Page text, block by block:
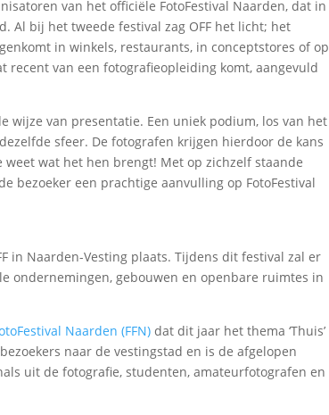
van het officiële FotoFestival Naarden, dat in
Al bij het tweede festival zag OFF het licht; het
in winkels, restaurants, in conceptstores of op
van een fotografieopleiding komt, aangevuld
wijze van presentatie. Een uniek podium, los van het
sfeer. De fotografen krijgen hierdoor de kans
wat het hen brengt! Met op zichzelf staande
bezoeker een prachtige aanvulling op FotoFestival
in Naarden-Vesting plaats. Tijdens dit festival zal er
ondernemingen, gebouwen en openbare ruimtes in
Naarden (FFN) dat dit jaar het thema ‘Thuis’
naar de vestingstad en is de afgelopen
uit de fotografie, studenten, amateurfotografen en